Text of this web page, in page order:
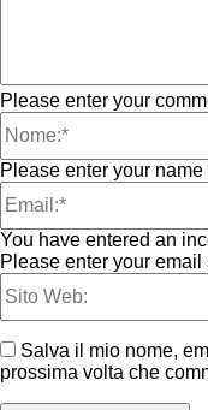
Please enter your
Please enter your name
You have entered an
Please enter your
Salva il mio nome,
prossima volta che